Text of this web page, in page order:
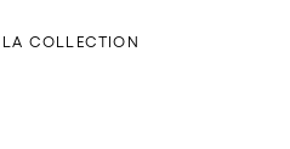
COLLECTION